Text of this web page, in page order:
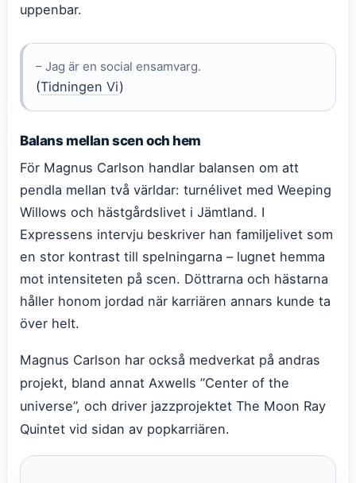
uppenbar.
– Jag är en social ensamvarg.
(Tidningen Vi)
Balans mellan scen och hem
För Magnus Carlson handlar balansen om att
pendla mellan två världar: turnélivet med Weeping
Willows och hästgårdslivet i Jämtland. I
Expressens intervju beskriver han familjelivet som
en stor kontrast till spelningarna – lugnet hemma
mot intensiteten på scen. Döttrarna och hästarna
håller honom jordad när karriären annars kunde ta
över helt.
Magnus Carlson har också medverkat på andras
projekt, bland annat Axwells ”Center of the
universe”, och driver jazzprojektet The Moon Ray
Quintet vid sidan av popkarriären.